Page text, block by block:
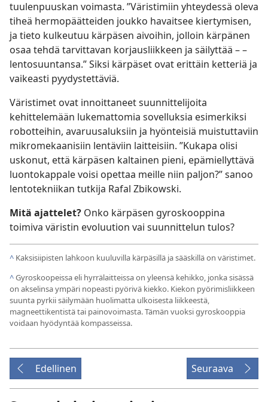
tuulenpuuskan voimasta. ”Väristimiin yhteydessä oleva
tiheä hermopäätteiden joukko havaitsee kiertymisen,
ja tieto kulkeutuu kärpäsen aivoihin, jolloin kärpänen
osaa tehdä tarvittavan korjausliikkeen ja säilyttää – –
lentosuuntansa.” Siksi kärpäset ovat erittäin ketteriä ja
vaikeasti pyydystettäviä.
Väristimet ovat innoittaneet suunnittelijoita
kehittelemään lukemattomia sovelluksia esimerkiksi
robotteihin, avaruusaluksiin ja hyönteisiä muistuttaviin
mikromekaanisiin lentäviin laitteisiin. ”Kukapa olisi
uskonut, että kärpäsen kaltainen pieni, epämiellyttävä
luontokappale voisi opettaa meille niin paljon?” sanoo
lentotekniikan tutkija Rafal Zbikowski.
Mitä ajattelet? Onko kärpäsen gyroskooppina
toimiva väristin evoluution vai suunnittelun tulos?
^ Kaksisiipisten lahkoon kuuluvilla kärpäsillä ja sääskillä on väristimet.
^Gyroskoopeissa eli hyrrälaitteissa on yleensä kehikko, jonka sisässä
on akselinsa ympäri nopeasti pyörivä kiekko. Kiekon pyörimisliikkeen
suunta pyrkii säilymään huolimatta ulkoisesta liikkeestä,
magneettikentistä tai painovoimasta. Tämän vuoksi gyroskooppia
voidaan hyödyntää kompasseissa.
Edellinen Seuraava